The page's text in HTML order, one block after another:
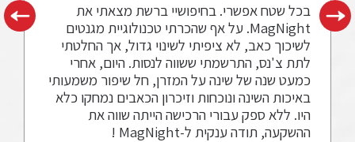
בכל שטח אפשרי. בחיפושיי ברשת מצאתי את
MagNight. על אף שהכרתי טכנולוגיית מגנטים
לשיכוך כאב, לא ציפיתי לשינוי גדול, אך החלטתי
לתת צ'נס, התרשמתי ששווה לנסות. היום, אחרי
כמעט שנה של שינה על המזרן, חל שיפור משמעותי
באיכות השינה ונוכחות וזיכרון הכאבים נמחקו כלא
היו. ללא ספק עבורי הרכישה הייתה שווה את
ההשקעה, תודה ענקית ל-MagNight !